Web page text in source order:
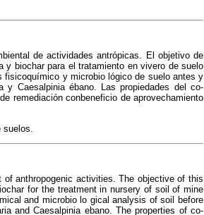
de actividades antrópicas. El objetivo de
y biochar para el tratamiento en vivero de suelo
fisicoquímico y microbio lógico de suelo antes y
Caesalpinia ébano. Las propiedades del co-
remediación conbeneficio de aprovechamiento
anthropogenic activities. The objective of this
for the treatment in nursery of soil of mine
and microbio lo gical analysis of soil before
and Caesalpinia ebano. The properties of co-